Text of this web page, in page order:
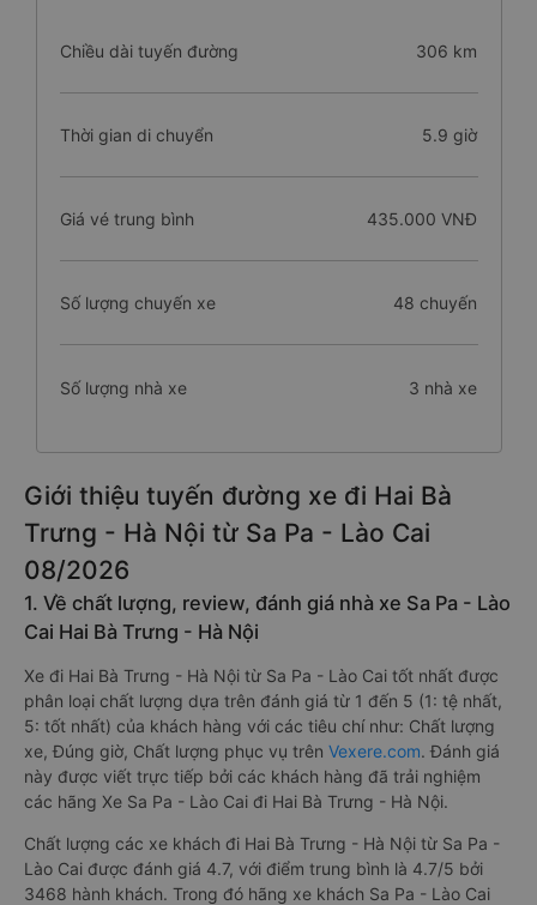
Chiều dài tuyến đường 306 km
Thời gian di chuyển 5.9 giờ
Giá vé trung bình 435.000 VNĐ
Số lượng chuyến xe 48 chuyến
Số lượng nhà xe 3 nhà xe
Giới thiệu tuyến đường xe đi Hai Bà
Trưng - Hà Nội từ Sa Pa - Lào Cai
08/2026
1. Về chất lượng, review, đánh giá nhà xe Sa Pa - Lào
Cai Hai Bà Trưng - Hà Nội
Xe đi Hai Bà Trưng - Hà Nội từ Sa Pa - Lào Cai tốt nhất được
phân loại chất lượng dựa trên đánh giá từ 1 đến 5 (1: tệ nhất,
5: tốt nhất) của khách hàng với các tiêu chí như: Chất lượng
xe, Đúng giờ, Chất lượng phục vụ trên Vexere.com. Đánh giá
này được viết trực tiếp bởi các khách hàng đã trải nghiệm
các hãng Xe Sa Pa - Lào Cai đi Hai Bà Trưng - Hà Nội.
Chất lượng các xe khách đi Hai Bà Trưng - Hà Nội từ Sa Pa -
Lào Cai được đánh giá 4.7, với điểm trung bình là 4.7/5 bởi
3468 hành khách. Trong đó hãng xe khách Sa Pa - Lào Cai